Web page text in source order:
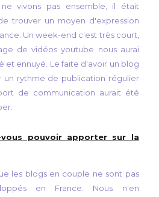
vivons pas ensemble, il était
trouver un moyen d'expression
Un week-end c'est très court,
de vidéos youtube nous aurai
et ennuyé. Le faite d'avoir un blog
un rythme de publication régulier
de communication aurait été
vous pouvoir apporter sur la
les blogs en couple ne sont pas
en France. Nous n'en